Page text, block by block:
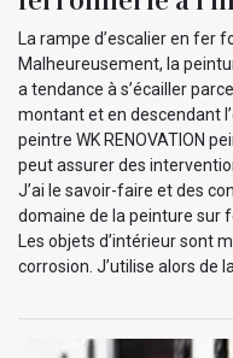
La rampe d’escalier en fer
Malheureusement, la
a tendance à s’écailler
montant et en descendant
peintre WK RENOVATION
peut assurer des
J’ai le savoir-faire et des
domaine de la peinture sur
Les objets d’intérieur sont
corrosion. J’utilise alors de